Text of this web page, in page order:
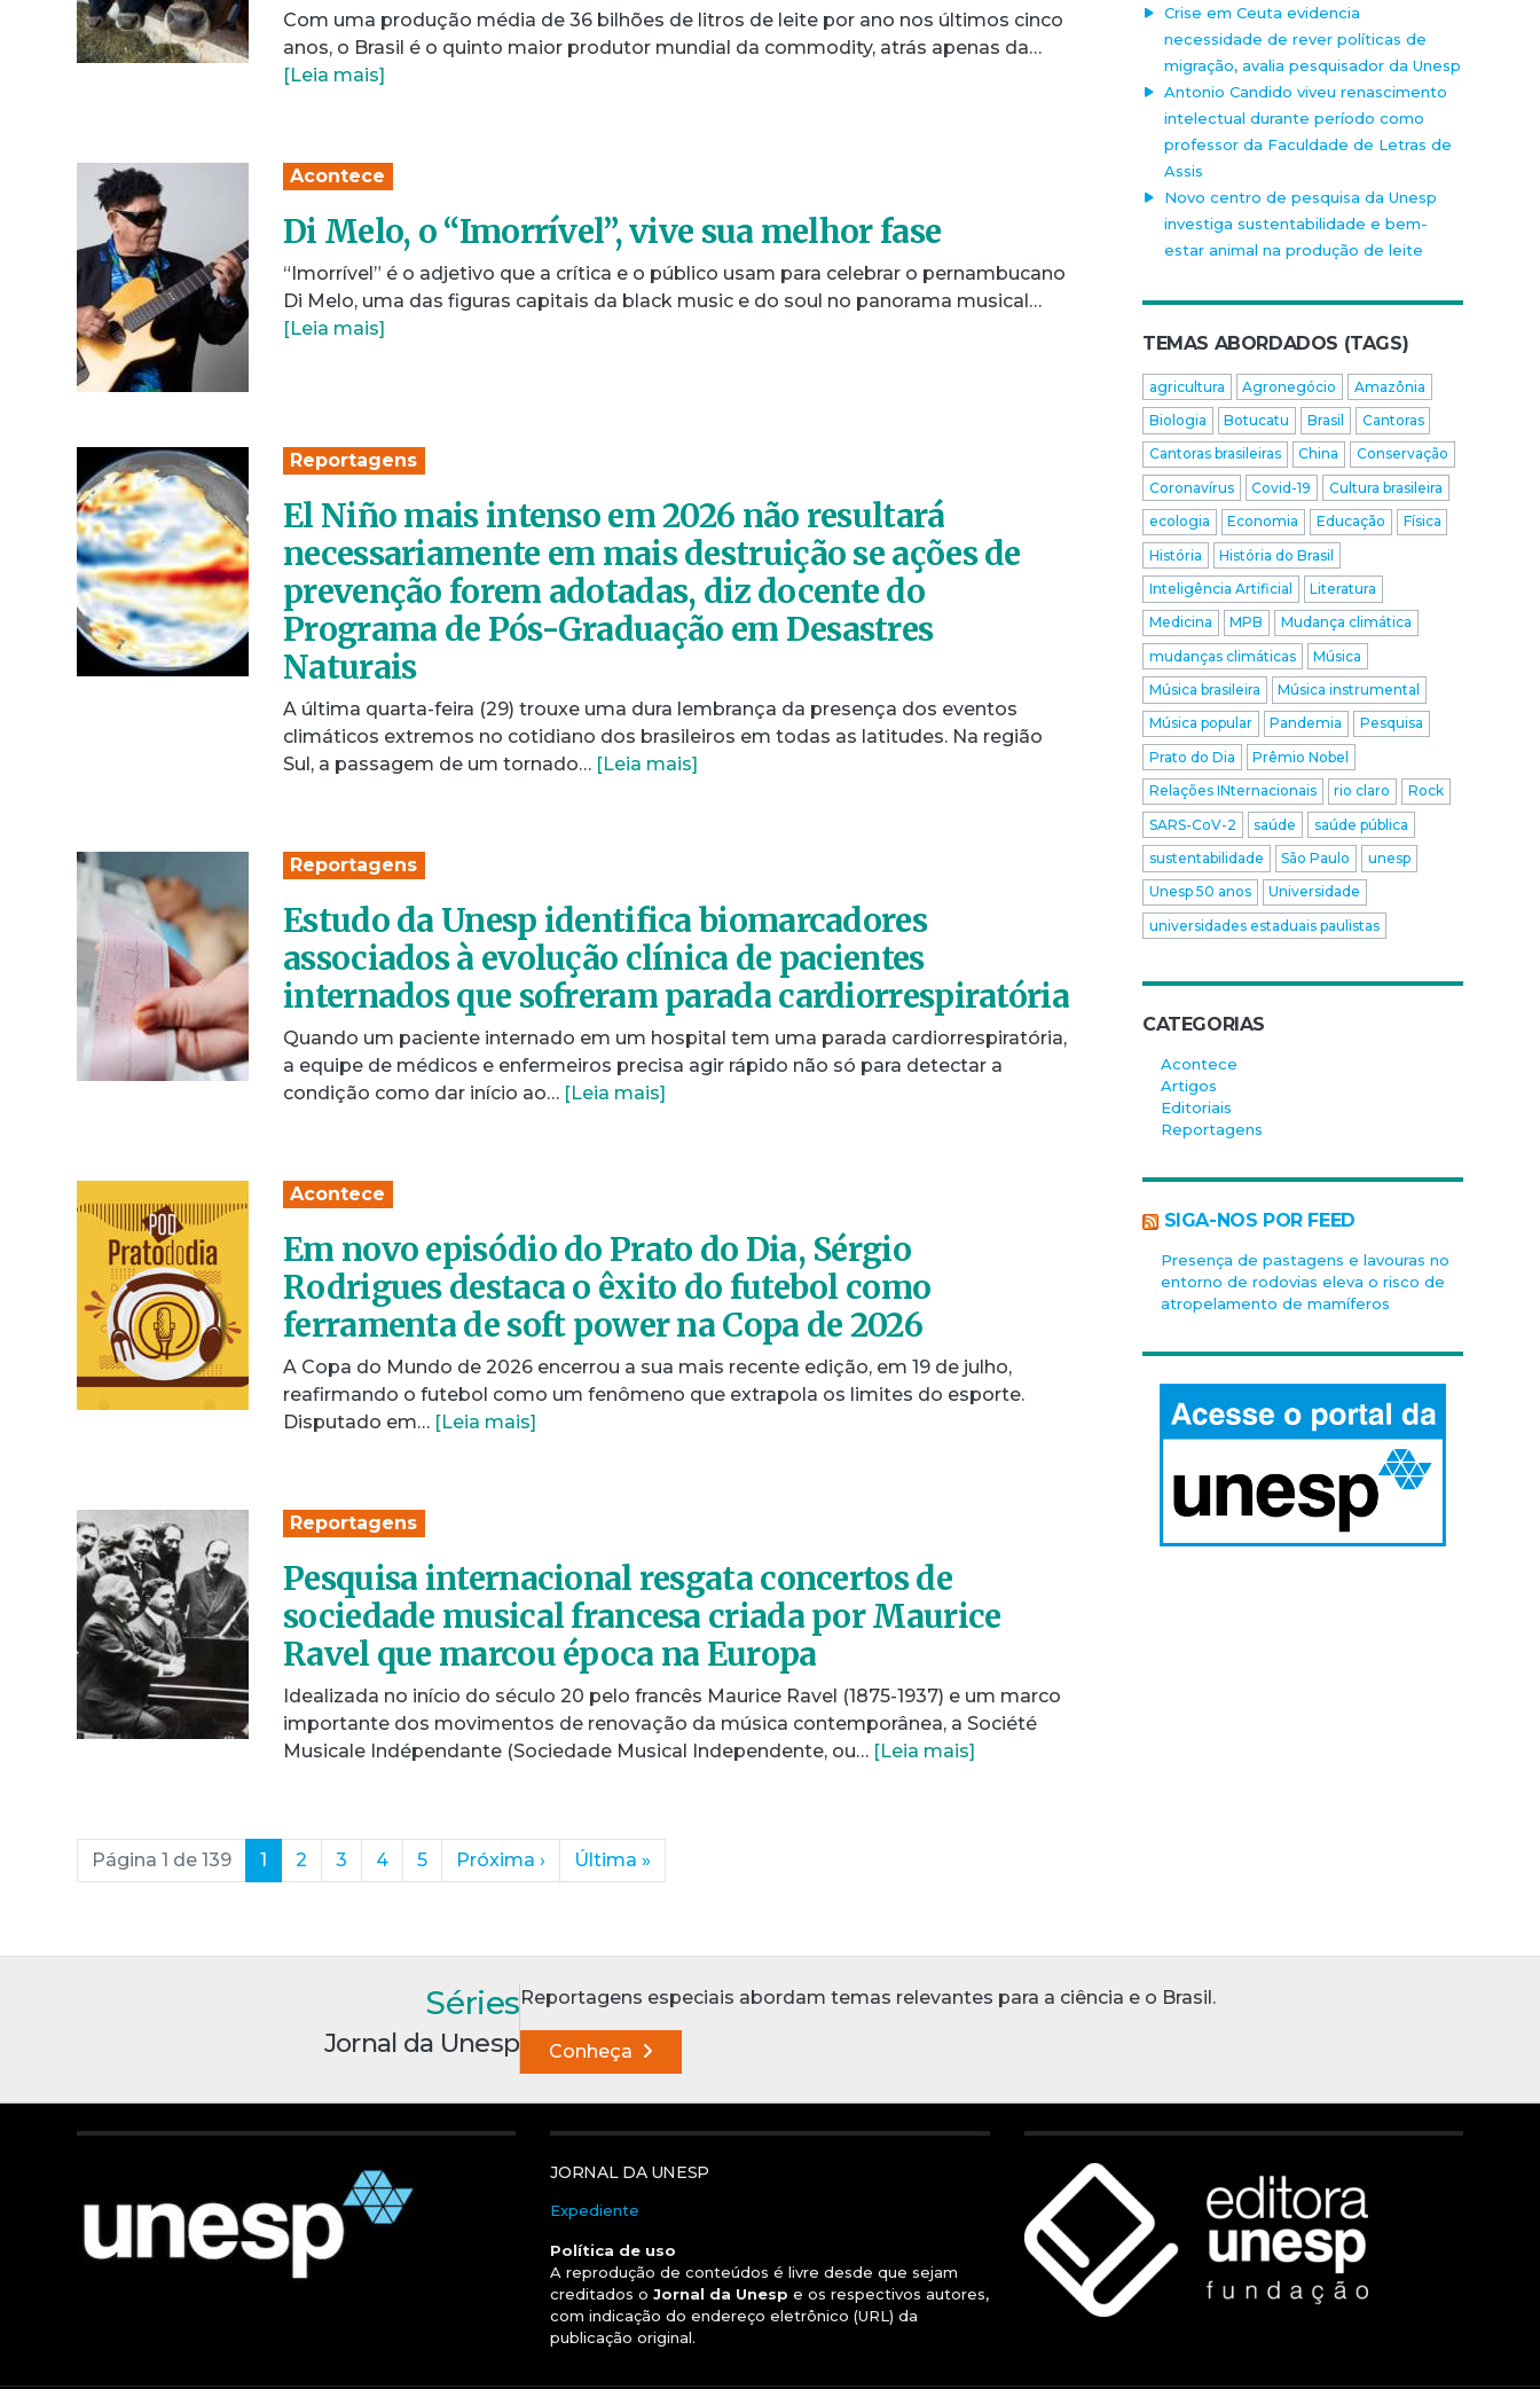
Com uma produção média de 36 bilhões de litros de leite por ano nos últimos cinco
anos, o Brasil é o quinto maior produtor mundial da commodity, atrás apenas da…
[Leia mais]
Acontece
Di Melo, o “Imorrível”, vive sua melhor fase
“Imorrível” é o adjetivo que a crítica e o público usam para celebrar o pernambucano
Di Melo, uma das figuras capitais da black music e do soul no panorama musical…
[Leia mais]
Reportagens
El Niño mais intenso em 2026 não resultará
necessariamente em mais destruição se ações de
prevenção forem adotadas, diz docente do
Programa de Pós-Graduação em Desastres
Naturais
A última quarta-feira (29) trouxe uma dura lembrança da presença dos eventos
climáticos extremos no cotidiano dos brasileiros em todas as latitudes. Na região
Sul, a passagem de um tornado… [Leia mais]
Reportagens
Estudo da Unesp identifica biomarcadores
associados à evolução clínica de pacientes
internados que sofreram parada cardiorrespiratória
Quando um paciente internado em um hospital tem uma parada cardiorrespiratória,
a equipe de médicos e enfermeiros precisa agir rápido não só para detectar a
condição como dar início ao… [Leia mais]
Acontece
Em novo episódio do Prato do Dia, Sérgio
Rodrigues destaca o êxito do futebol como
ferramenta de soft power na Copa de 2026
A Copa do Mundo de 2026 encerrou a sua mais recente edição, em 19 de julho,
reafirmando o futebol como um fenômeno que extrapola os limites do esporte.
Disputado em… [Leia mais]
Reportagens
Pesquisa internacional resgata concertos de
sociedade musical francesa criada por Maurice
Ravel que marcou época na Europa
Idealizada no início do século 20 pelo francês Maurice Ravel (1875-1937) e um marco
importante dos movimentos de renovação da música contemporânea, a Société
Musicale Indépendante (Sociedade Musical Independente, ou… [Leia mais]
Página 1 de 139 1 (current)
2 3 4 5 Próxima › Última »
Crise em Ceuta evidencia
necessidade de rever políticas de
migração, avalia pesquisador da Unesp
Antonio Candido viveu renascimento
intelectual durante período como
professor da Faculdade de Letras de
Assis
Novo centro de pesquisa da Unesp
investiga sustentabilidade e bem-
estar animal na produção de leite
TEMAS ABORDADOS (TAGS)
agricultura Agronegócio
Amazônia
Biologia
Botucatu Brasil
Cantoras
Cantoras brasileiras
China
Conservação
Coronavírus
Covid-19
Cultura brasileira
ecologia
Economia Educação
Física
História
História do Brasil
Inteligência Artificial
Literatura
Medicina
MPB
Mudança climática
mudanças climáticas
Música
Música brasileira
Música instrumental
Música popular
Pandemia
Pesquisa
Prato do Dia
Prêmio Nobel
Relações INternacionais
rio claro
Rock
SARS-CoV-2
saúde
saúde pública
sustentabilidade
São Paulo
unesp
Unesp 50 anos
Universidade
universidades estaduais paulistas
CATEGORIAS
Acontece
Artigos
Editoriais
Reportagens
SIGA-NOS POR FEED
Presença de pastagens e lavouras no
entorno de rodovias eleva o risco de
atropelamento de mamíferos
Séries
Jornal da Unesp
Reportagens especiais abordam temas relevantes para a ciência e o Brasil.
Conheça
JORNAL DA UNESP
Expediente
Política de uso
A reprodução de conteúdos é livre desde que sejam
creditados oJornal da Unesp e os respectivos autores,
com indicação do endereço eletrônico (URL) da
publicação original.